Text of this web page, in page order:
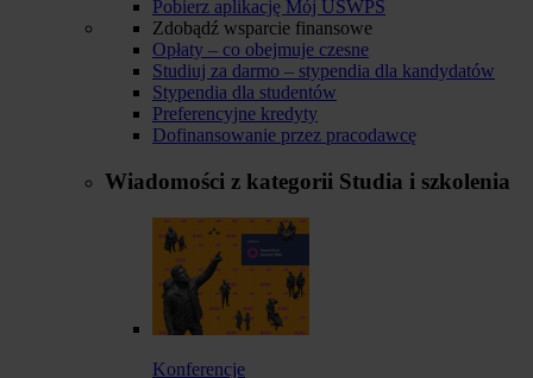
Pobierz aplikację Mój USWPS
Zdobądź wsparcie finansowe
Opłaty – co obejmuje czesne
Studiuj za darmo – stypendia dla kandydatów
Stypendia dla studentów
Preferencyjne kredyty
Dofinansowanie przez pracodawcę
Wiadomości z kategorii Studia i szkolenia
Konferencje